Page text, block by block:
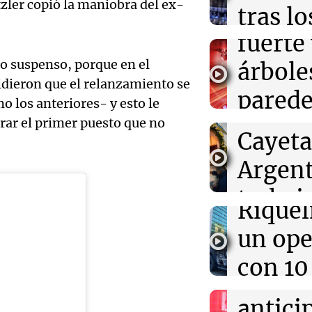
copió la maniobra del ex-
suspenso, porque en el
que el relanzamiento se
los anteriores- y esto le
el primer puesto que no
Ciudadanía
una vía de
descendientes
separación de
ansiedad"
tras
km/h
Noticias
Episodios
fuerte
en
Noticias
Episodios
Audio.
de San
La Mesa de
Episodios
Audio.
hijo
un
con 10
Audio.
Audio.